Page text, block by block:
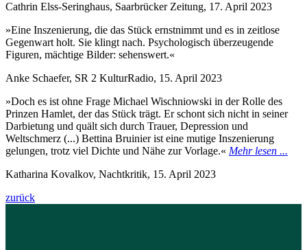
Cathrin Elss-Seringhaus, Saarbrücker Zeitung, 17. April 2023
»Eine Inszenierung, die das Stück ernstnimmt und es in zeitlose
Gegenwart holt. Sie klingt nach. Psychologisch überzeugende
Figuren, mächtige Bilder: sehenswert.«
Anke Schaefer, SR 2 KulturRadio, 15. April 2023
»Doch es ist ohne Frage Michael Wischniowski in der Rolle des
Prinzen Hamlet, der das Stück trägt. Er schont sich nicht in seiner
Darbietung und quält sich durch Trauer, Depression und
Weltschmerz (...) Bettina Bruinier ist eine mutige Inszenierung
gelungen, trotz viel Dichte und Nähe zur Vorlage.« Mehr lesen ...
Katharina Kovalkov, Nachtkritik, 15. April 2023
zurück